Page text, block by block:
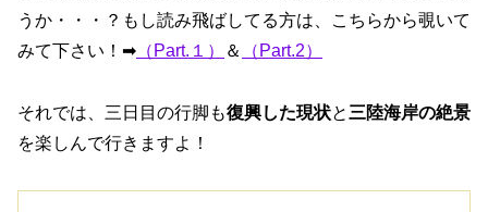
うか・・・？もし読み飛ばしてる方は、こちらから覗いて
みて下さい！➡ （Part.１） ＆ （Part.2）
それでは、三日目の行脚も復興した現状と 三陸海岸の絶景
を楽しんで行きますよ！